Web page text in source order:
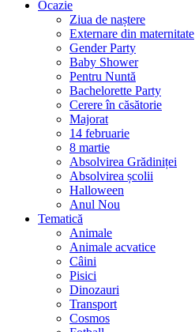
Ocazie
Ziua de naștere
Externare din maternitate
Gender Party
Baby Shower
Pentru Nuntă
Bachelorette Party
Cerere în căsătorie
Majorat
14 februarie
8 martie
Absolvirea Grădiniței
Absolvirea școlii
Halloween
Anul Nou
Tematică
Animale
Animale acvatice
Câini
Pisici
Dinozauri
Transport
Cosmos